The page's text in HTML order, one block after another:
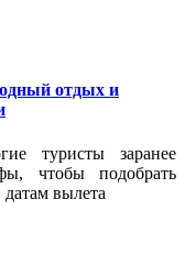
отдых и
туристы заранее
чтобы подобрать
вылета